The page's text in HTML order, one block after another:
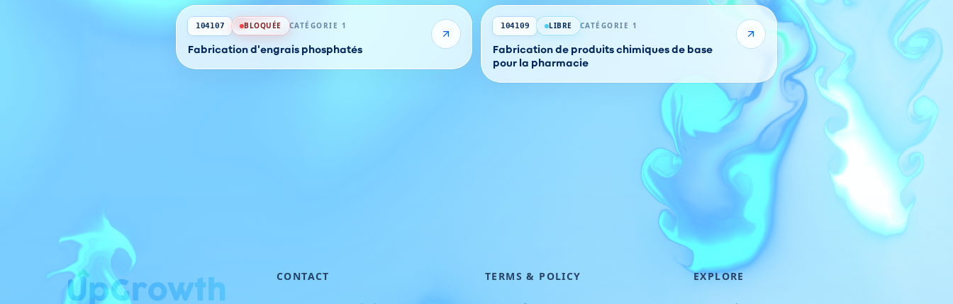
104107 BLOQUÉE CATÉGORIE 1
Fabrication d'engrais phosphatés
104109 LIBRE CATÉGORIE 1
Fabrication de produits chimiques de base
pour la pharmacie
CONTACT TERMS & POLICY EXPLORE